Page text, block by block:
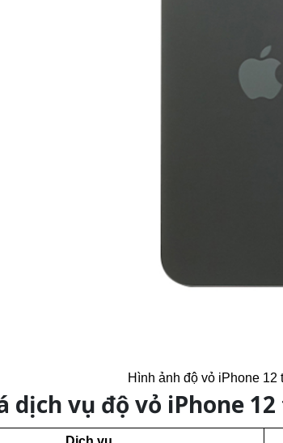
Hình ảnh độ vỏ iPhone
dịch vụ độ vỏ iPhone